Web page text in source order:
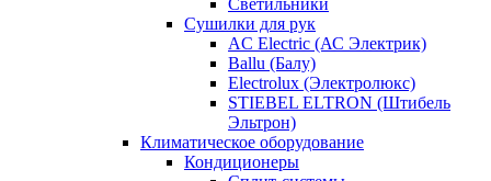
Светильники
Сушилки для рук
AC Electric (АС Электрик)
Ballu (Балу)
Electrolux (Электролюкс)
STIEBEL ELTRON (Штибель
Эльтрон)
Климатическое оборудование
Кондиционеры